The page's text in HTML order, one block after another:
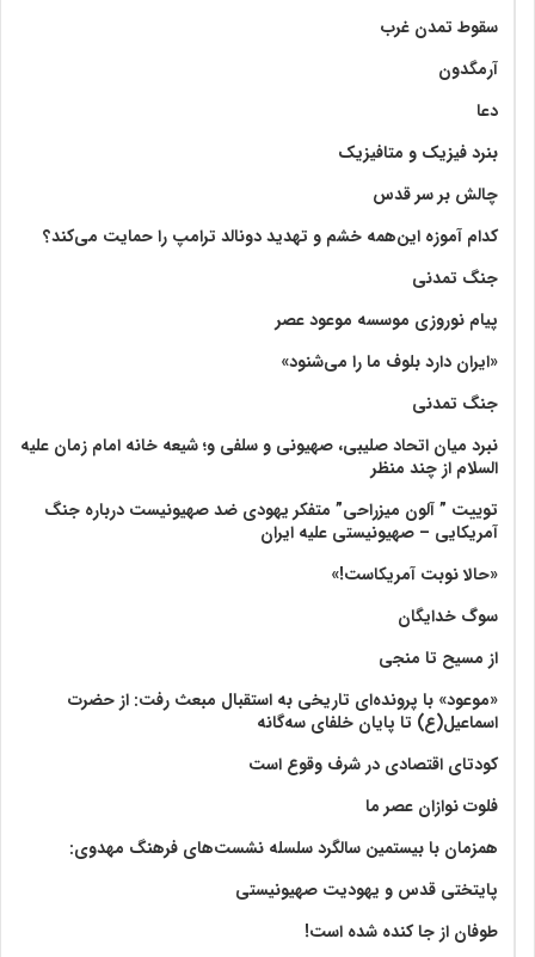
سقوط تمدن غرب
آرمگدون
دعا
بنرد فیزیک و متافیزیک
چالش بر سر قدس
کدام آموزه این‌همه خشم و تهدید دونالد ترامپ را حمایت می‌کند؟
جنگ تمدنی
پیام نوروزی موسسه موعود عصر
«ایران دارد بلوف ما را می‌شنود»
جنگ تمدنی
نبرد میان اتحاد صلیبی، صهیونی و سلفی و؛ شیعه خانه امام زمان علیه
السلام از چند منظر
توییت ” آلون میزراحی” متفکر یهودی ضد صهیونیست درباره جنگ
آمریکایی – صهیونیستی علیه ایران
«حالا نوبت آمریکاست!»
سوگ خدایگان
از مسیح تا منجی
«موعود» با پرونده‌ای تاریخی به استقبال مبعث رفت: از حضرت
اسماعیل(ع) تا پایان خلفای سه‌گانه
کودتای اقتصادی در شرف وقوع است
فلوت نوازان عصر ما
همزمان با بیستمین سالگرد سلسله نشست‌های فرهنگ مهدوی:‌
پایتختی قدس و یهودیت صهیونیستی
طوفان از جا کنده شده است!